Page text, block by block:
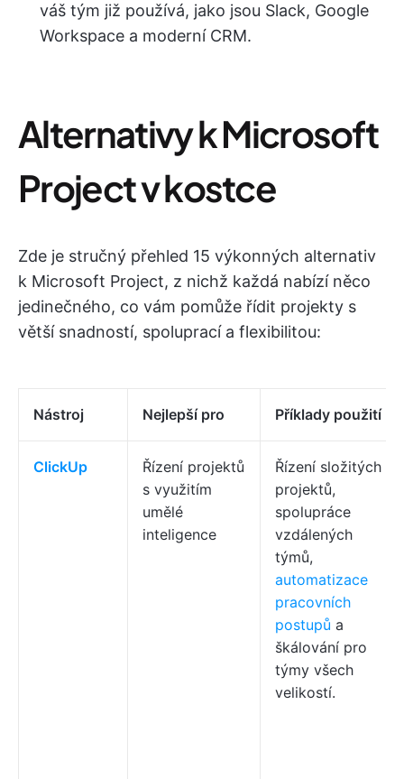
váš tým již používá, jako jsou Slack, Google
Workspace a moderní CRM.
Alternativy k Microsoft
Project v kostce
Zde je stručný přehled 15 výkonných alternativ
k Microsoft Project, z nichž každá nabízí něco
jedinečného, co vám pomůže řídit projekty s
větší snadností, spoluprací a flexibilitou:
Nástroj Nejlepší pro Příklady použití
ClickUp
Řízení projektů
s využitím
umělé
inteligence
Řízení složitých
projektů,
spolupráce
vzdálených
týmů,
automatizace
pracovních
postupů a
škálování pro
týmy všech
velikostí.